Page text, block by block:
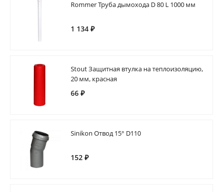
Rommer Труба дымохода D 80 L 1000 мм
1 134 ₽
Stout Защитная втулка на теплоизоляцию,
20 мм, красная
66 ₽
Sinikon Отвод 15° D110
152 ₽